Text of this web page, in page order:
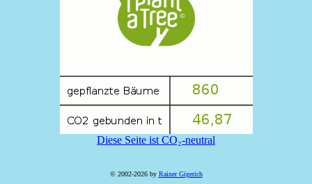
Diese Seite ist CO₂-neutral
© 2002-2026 by Rainer Gigerich